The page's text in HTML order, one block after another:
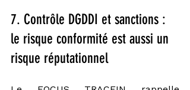
7. Contrôle DGDDI et sanctions :
le risque conformité est aussi un
risque réputationnel